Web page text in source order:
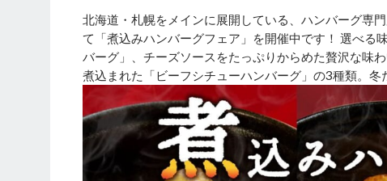
北海道・札幌をメインに展開している、ハンバーグ専
て「煮込みハンバーグフェア」を開催中です！ 選べる
バーグ」、チーズソースをたっぷりからめた贅沢な味
煮込まれた「ビーフシチューハンバーグ」の3種類。冬